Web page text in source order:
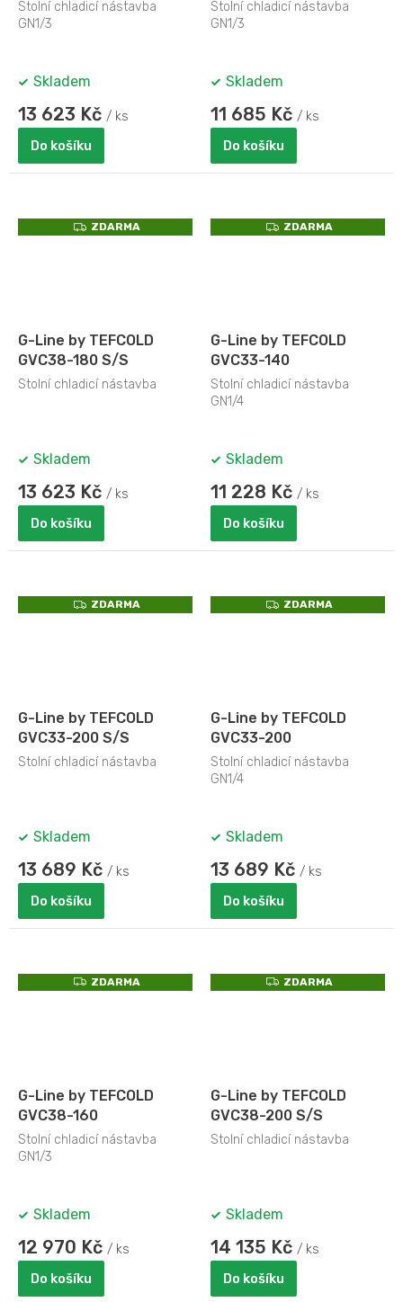
Stolní chladicí nástavba
GN1/3
Skladem
13 623 Kč / ks
Do košíku
Stolní chladicí nástavba
GN1/3
Skladem
11 685 Kč / ks
Do košíku
Z
D
ZDARMA
G-Line by TEFCOLD
GVC38-180 S/S
Stolní chladicí nástavba
Skladem
13 623 Kč / ks
Do košíku
Z
D
ZDARMA
G-Line by TEFCOLD
GVC33-140
Stolní chladicí nástavba
GN1/4
Skladem
11 228 Kč / ks
Do košíku
Z
D
ZDARMA
G-Line by TEFCOLD
GVC33-200 S/S
Stolní chladicí nástavba
Skladem
13 689 Kč / ks
Do košíku
Z
D
ZDARMA
G-Line by TEFCOLD
GVC33-200
Stolní chladicí nástavba
GN1/4
Skladem
13 689 Kč / ks
Do košíku
Z
D
ZDARMA
G-Line by TEFCOLD
GVC38-160
Stolní chladicí nástavba
GN1/3
Skladem
12 970 Kč / ks
Do košíku
Z
D
ZDARMA
G-Line by TEFCOLD
GVC38-200 S/S
Stolní chladicí nástavba
Skladem
14 135 Kč / ks
Do košíku